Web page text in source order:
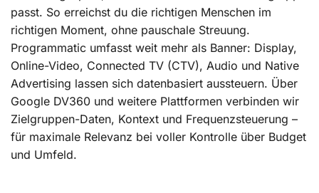
passt. So erreichst du die richtigen Menschen im
richtigen Moment, ohne pauschale Streuung.
Programmatic umfasst weit mehr als Banner: Display,
Online-Video, Connected TV (CTV), Audio und Native
Advertising lassen sich datenbasiert aussteuern. Über
Google DV360 und weitere Plattformen verbinden wir
Zielgruppen-Daten, Kontext und Frequenzsteuerung –
für maximale Relevanz bei voller Kontrolle über Budget
und Umfeld.